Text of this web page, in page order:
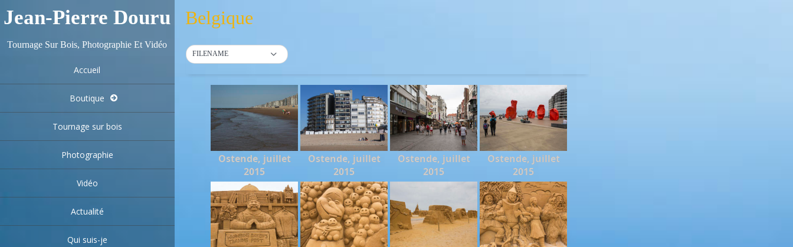
Jean-Pierre Douru
Tournage Sur Bois, Photographie Et Vidéo
Accueil
Boutique
Tournage sur bois
Photographie
Vidéo
Actualité
Qui suis-je
Belgique
FILENAME
Ostende, juillet
2015
Ostende, juillet
2015
Ostende, juillet
2015
Ostende, juillet
2015